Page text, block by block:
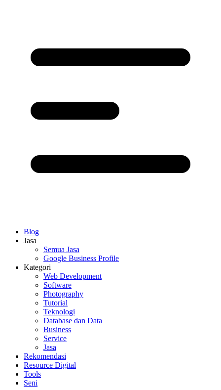
Blog
Jasa
Semua Jasa
Google Business Profile
Kategori
Web Development
Software
Photography
Tutorial
Teknologi
Database dan Data
Business
Service
Jasa
Rekomendasi
Resource Digital
Tools
Seni